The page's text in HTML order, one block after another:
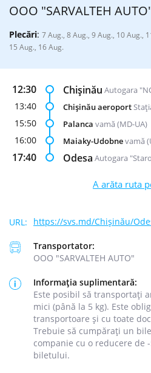
ООО "SARVALTEH
Plecări: 7 Aug., 8 Aug., 9 Aug., 10 Aug.,
15 Aug., 16 Aug.
12:30 Chișinău Autogara
13:40 Chișinău aeroportStația
15:50 Palanca vamă (MD-UA)
16:00 Maiaky-Udobnevamă
17:40 Odesa Autogara
A arăta ruta
https://svs.md/Chișinău/
Transportator:
ООО "SARVALTEH AUTO"
Informația suplimentară:
Este posibil să transportați
mici (până la 5 kg). Este
transportoare și cu toate
Trebuie să cumpărați un
companie cu o reducere de
biletului.